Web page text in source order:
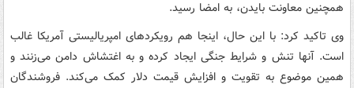
همچنین معاونت بایدن، به امضا رسید.
وی تاکید کرد: با این حال، اینجا هم رویکردهای امپریالیستی آمریکا غالب
است. آنها تنش و شرایط جنگی ایجاد کرده و به اغتشاش دامن می‌زنند و
همین موضوع به تقویت و افزایش قیمت دلار کمک می‌کند. فروشندگان